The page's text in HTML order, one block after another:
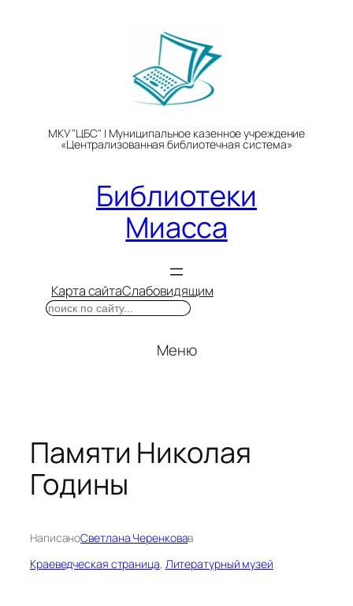
МКУ "ЦБС" | Муниципальное казенное учреждение
«Централизованная библиотечная система»
Библиотеки
Миасса
Карта сайтаСлабовидящим
Поиск
Меню
Памяти Николая
Годины
НаписаноСветлана Черенковав
Краеведческая страница, Литературный музей